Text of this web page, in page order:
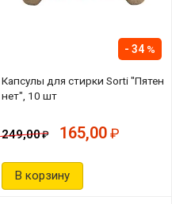
Капсулы для стирки Sorti "Пятен
нет", 10 шт
34
249,00 165,00
В корзину